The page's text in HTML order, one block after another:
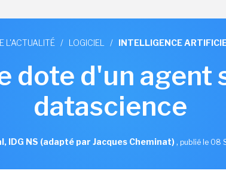
L'ACTUALITÉ / LOGICIEL / INTELLIGENCE
dote d'un agent
datascience
IDG NS (adapté par Jacques Cheminat), publié le 08